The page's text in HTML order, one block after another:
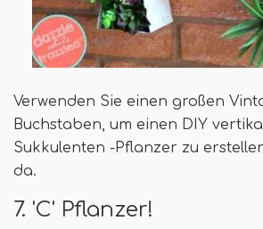
Verwenden Sie einen großen
Buchstaben, um einen DIY
Sukkulenten -Pflanzer zu
da.
7. 'C' Pflanzer!